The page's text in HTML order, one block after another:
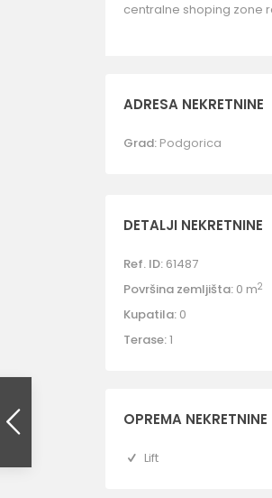
centralne shoping zone
ADRESA NEKRETNINE
Grad: Podgorica
DETALJI NEKRETNINE
Ref. ID: 61487
Površina zemljišta: 0 m2
Kupatila: 0
Terase:1
OPREMA NEKRETNINE
Lift